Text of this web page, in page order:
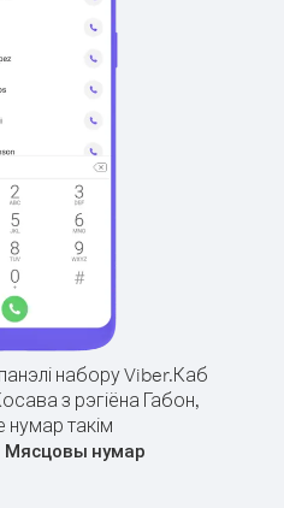
набору Viber.Каб
з рэгіёна Габон,
нумар такім
Мясцовы нумар